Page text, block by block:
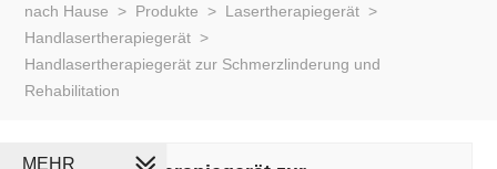
nach Hause > Produkte > Lasertherapiegerät >
Handlasertherapiegerät >
Handlasertherapiegerät zur Schmerzlinderung und
Rehabilitation
MEHR